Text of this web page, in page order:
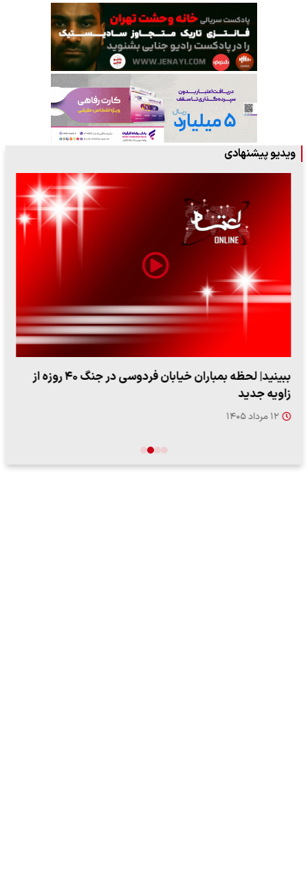
ویدیو پیشنهادی
ببینید| لحظه بمباران خیابان فردوسی در جنگ ۴۰ روزه از
زاویه جدید
۱۲ مرداد ۱۴۰۵